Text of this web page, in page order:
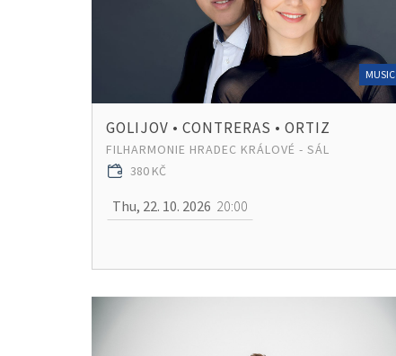
MUSIC
GOLIJOV • CONTRERAS • ORTIZ
FILHARMONIE HRADEC KRÁLOVÉ - SÁL
380 KČ
Thu, 22. 10. 2026 20:00